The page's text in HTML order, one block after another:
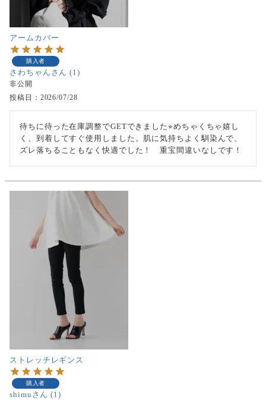
アームカバー
購入者
さわちゃん 1
非公開
投稿日
2026/07/28
待ちに待った在庫調整でGETできました⭐︎めちゃくちゃ嬉し
く、到着してすぐ使用しました。肌に気持ちよく馴染んで、
ズレ落ちることもなく快適でした！　重宝間違いなしです！
ストレッチレギンス
購入者
shimu 1